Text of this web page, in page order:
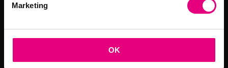
Marketing
OK
Bedrijfskunde en Leiderschap
Nieuw Leiderschap in Organisaties
Publieke Strategie en Leiderschap